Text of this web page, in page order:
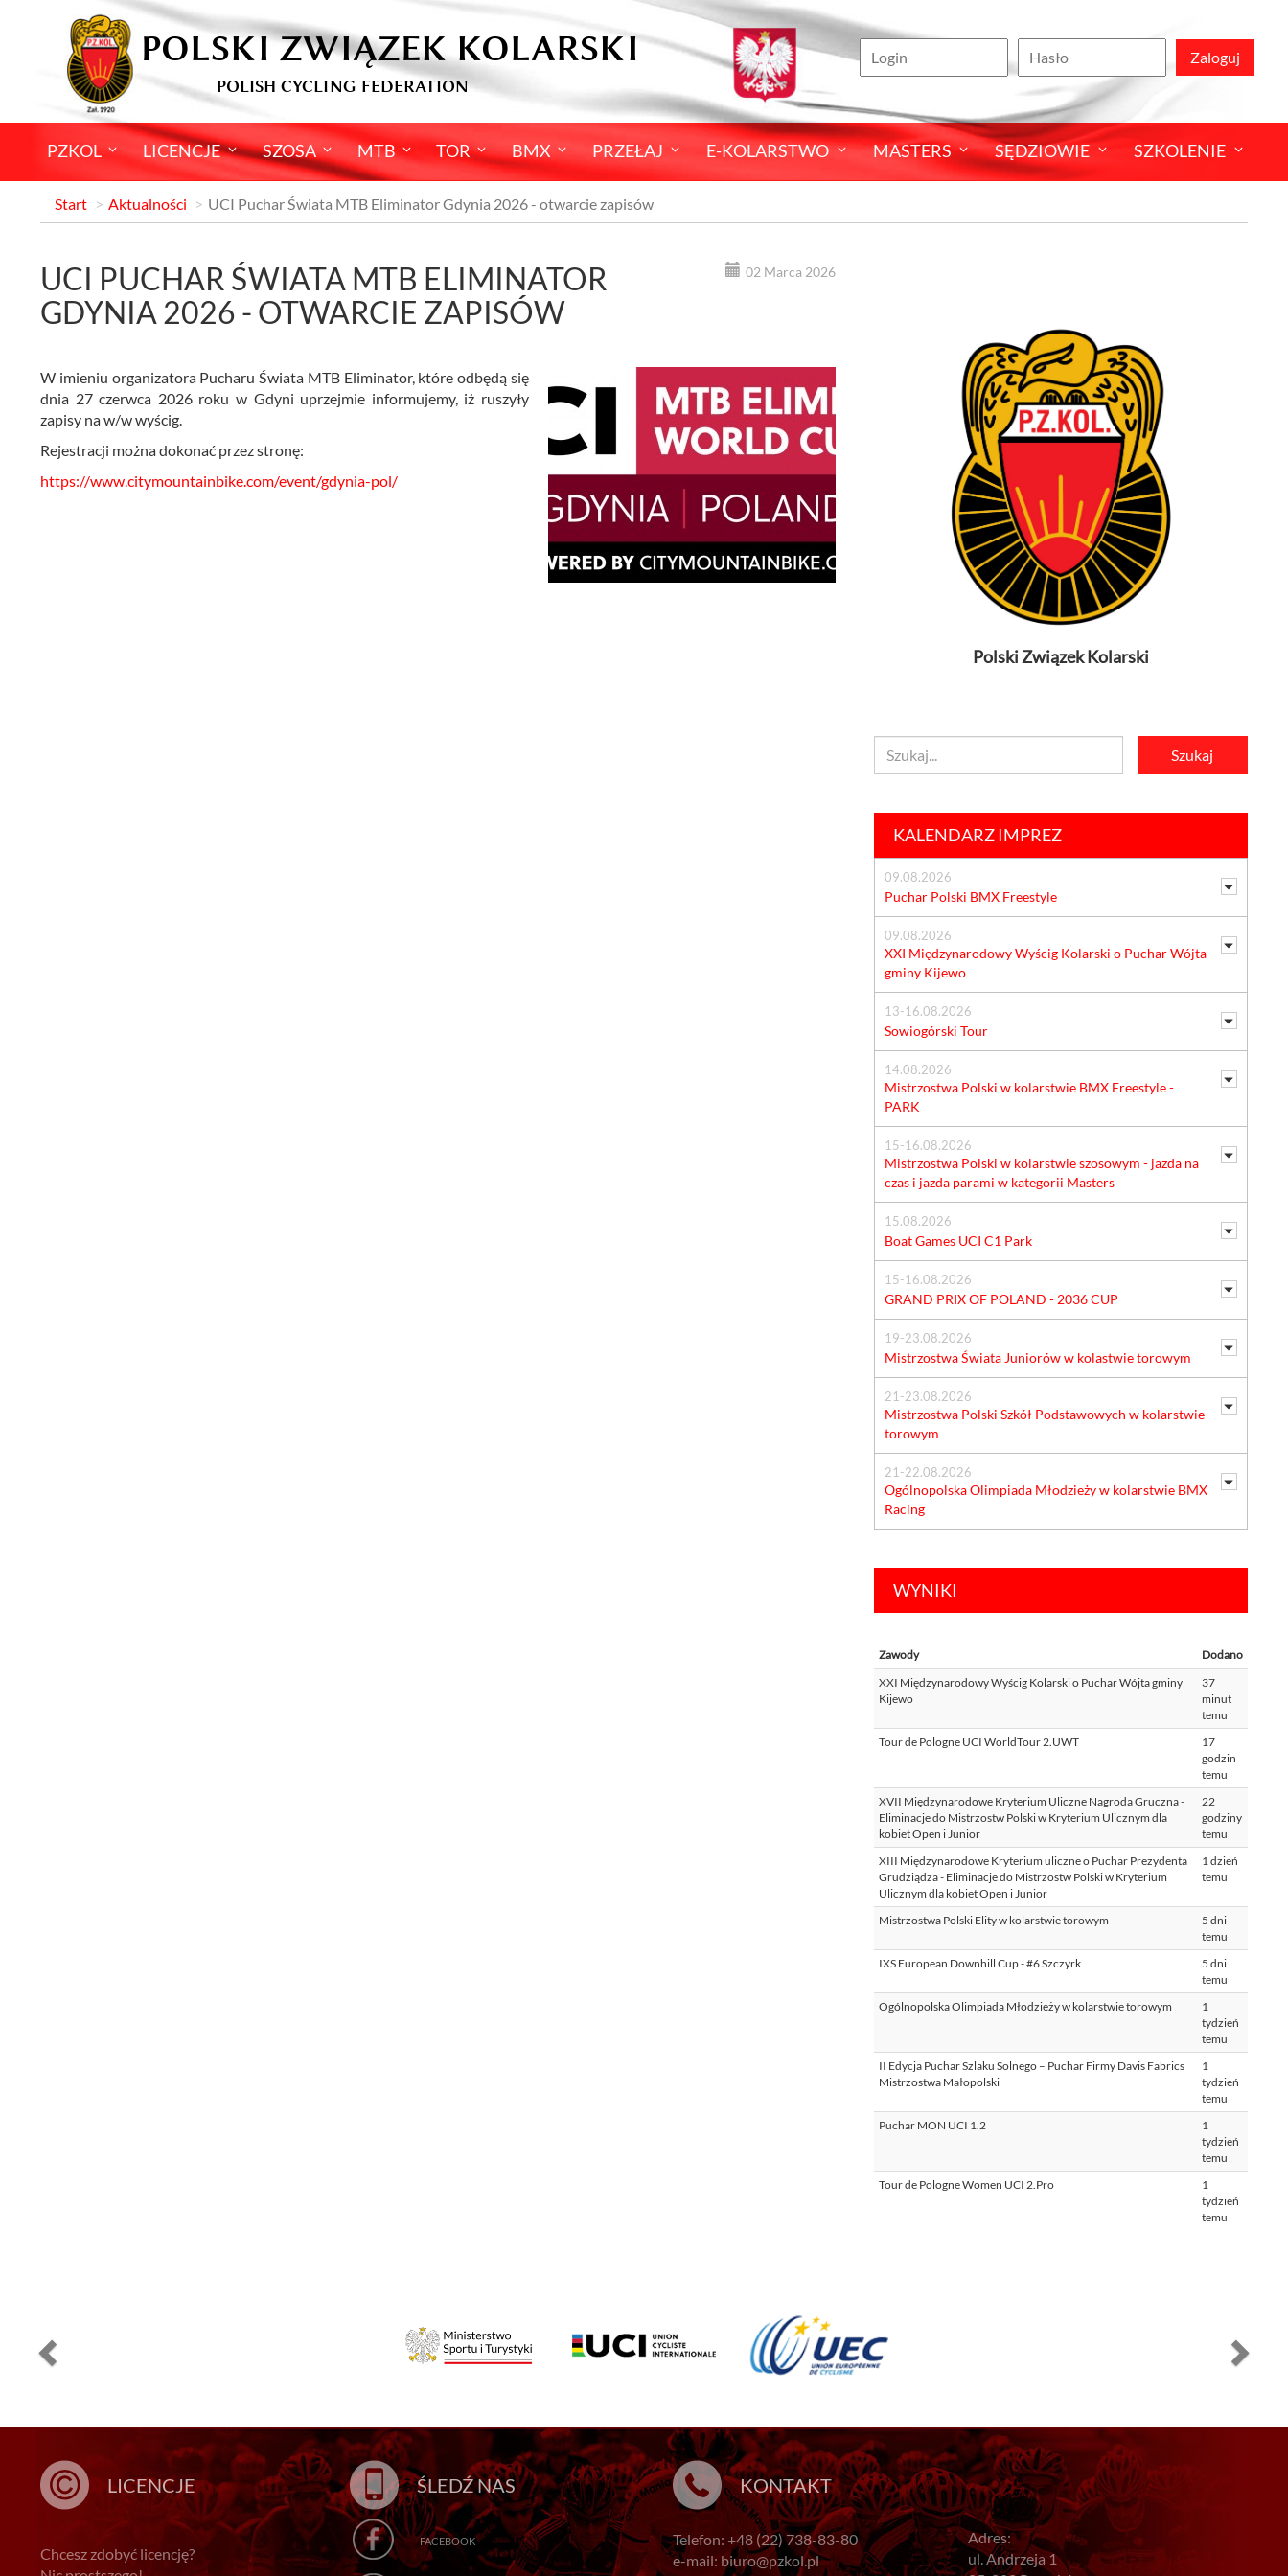
POLSKI ZWIĄZEK KOLARSKI
POLISH CYCLING FEDERATION
Zaloguj
PZKOL LICENCJE SZOSA MTB TOR BMX PRZEŁAJ E-KOLARSTWO MASTERS SĘDZIOWIE SZKOLENIE
Start Aktualności UCI Puchar Świata MTB Eliminator Gdynia 2026 - otwarcie zapisów
02 Marca 2026
UCI PUCHAR ŚWIATA MTB ELIMINATOR
GDYNIA 2026 - OTWARCIE ZAPISÓW
W imieniu organizatora Pucharu Świata MTB Eliminator, które odbędą się
dnia 27 czerwca 2026 roku w Gdyni uprzejmie informujemy, iż ruszyły
zapisy na w/w wyścig.
Rejestracji można dokonać przez stronę:
https://www.citymountainbike.com/event/gdynia-pol/
Polski Związek Kolarski
KALENDARZ IMPREZ
09.08.2026
Puchar Polski BMX Freestyle
09.08.2026
XXI Międzynarodowy Wyścig Kolarski o Puchar Wójta
gminy Kijewo
13-16.08.2026
Sowiogórski Tour
14.08.2026
Mistrzostwa Polski w kolarstwie BMX Freestyle -
PARK
15-16.08.2026
Mistrzostwa Polski w kolarstwie szosowym - jazda na
czas i jazda parami w kategorii Masters
15.08.2026
Boat Games UCI C1 Park
15-16.08.2026
GRAND PRIX OF POLAND - 2036 CUP
19-23.08.2026
Mistrzostwa Świata Juniorów w kolastwie torowym
21-23.08.2026
Mistrzostwa Polski Szkół Podstawowych w kolarstwie
torowym
21-22.08.2026
Ogólnopolska Olimpiada Młodzieży w kolarstwie BMX
Racing
WYNIKI
Zawody
Dodano
XXI Międzynarodowy Wyścig Kolarski o Puchar Wójta gminy
Kijewo
37
minut
temu
Tour de Pologne UCI WorldTour 2.UWT
17
godzin
temu
XVII Międzynarodowe Kryterium Uliczne Nagroda Gruczna -
Eliminacje do Mistrzostw Polski w Kryterium Ulicznym dla
kobiet Open i Junior
22
godziny
temu
XIII Międzynarodowe Kryterium uliczne o Puchar Prezydenta
Grudziądza - Eliminacje do Mistrzostw Polski w Kryterium
Ulicznym dla kobiet Open i Junior
1 dzień
temu
Mistrzostwa Polski Elity w kolarstwie torowym
5 dni
temu
IXS European Downhill Cup - #6 Szczyrk
5 dni
temu
Ogólnopolska Olimpiada Młodzieży w kolarstwie torowym
1
tydzień
temu
II Edycja Puchar Szlaku Solnego – Puchar Firmy Davis Fabrics
Mistrzostwa Małopolski
1
tydzień
temu
Puchar MON UCI 1.2
1
tydzień
temu
Tour de Pologne Women UCI 2.Pro
1
tydzień
temu
LICENCJE
Chcesz zdobyć licencję?
ŚLEDŹ NAS
FACEBOOK
KONTAKT
Telefon: +48 (22) 738-83-80
e-mail: biuro@pzkol.pl
Adres:
ul. Andrzeja 1